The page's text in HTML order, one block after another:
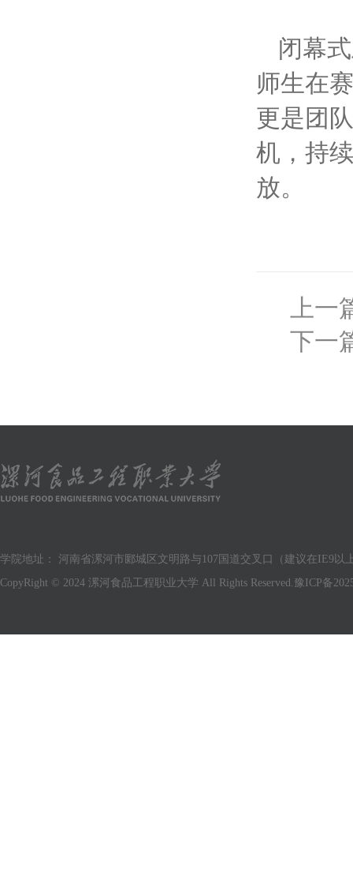
闭幕
师生在
更是团
机，持
放。
上一
下一
学院地址： 河南省漯河市郾城区文明路与107国道交叉口（建议在IE9以
CopyRight © 2024 漯河食品工程职业大学 All Rights Reserved. 豫ICP备